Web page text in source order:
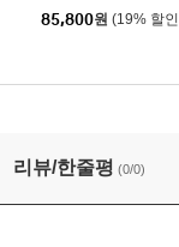
곡 모음집 (Great
ertos) [6SACD
85,800원 (19% 할
Orchestral
리뷰/한줄평 (0/0)